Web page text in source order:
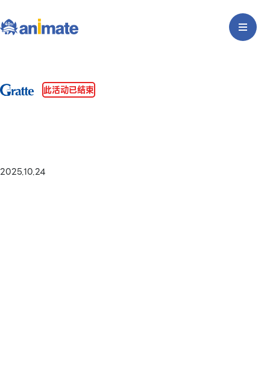
此活动已结束
2025.10.24